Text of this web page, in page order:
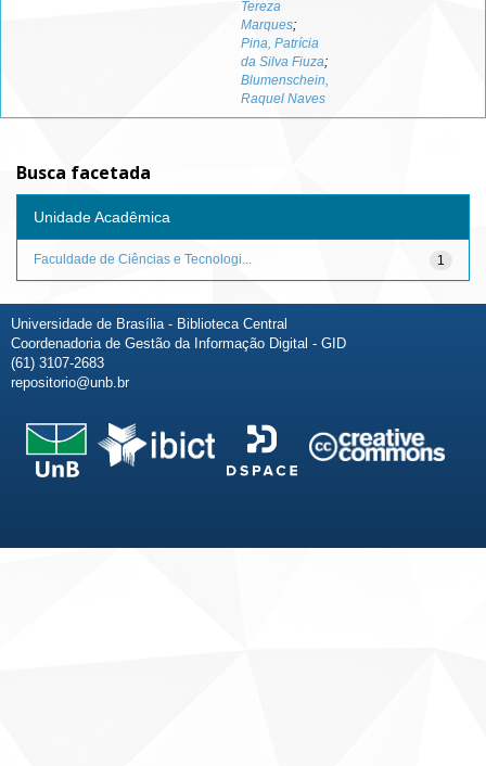
Tereza
Marques;
Pina, Patrícia
da Silva Fiuza;
Blumenschein,
Raquel Naves
Busca facetada
Unidade Acadêmica
1
Faculdade de Ciências e Tecnologi...
Universidade de Brasília - Biblioteca Central
Coordenadoria de Gestão da Informação Digital - GID
(61) 3107-2683
repositorio@unb.br